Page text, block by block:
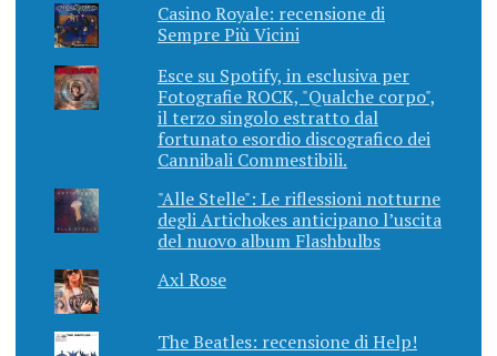
Casino Royale: recensione di
Sempre Più Vicini
Esce su Spotify, in esclusiva per
Fotografie ROCK, "Qualche corpo",
il terzo singolo estratto dal
fortunato esordio discografico dei
Cannibali Commestibili.
"Alle Stelle": Le riflessioni notturne
degli Artichokes anticipano l’uscita
del nuovo album Flashbulbs
Axl Rose
The Beatles: recensione di Help!